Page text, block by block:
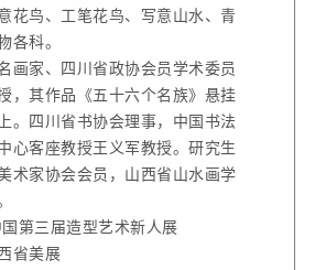
花鸟、工笔花鸟、写意山水、青
各科。
画家、四川省政协会员学术委员
，其作品《五十六个名族》悬挂
。四川省书协会理事，中国书法
心客座教授王义军教授。研究生
术家协会会员，山西省山水画学
国第三届造型艺术新人展
省美展